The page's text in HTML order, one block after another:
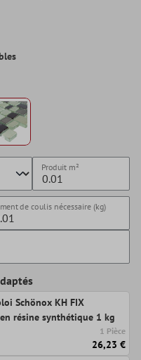
Produit m²
de coulis nécessaire (kg)
Schönox KH FIX
résine synthétique 1 kg
1 Pièce
26,23 €